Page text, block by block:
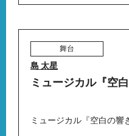
舞台
島 太星
ミュージカル『空白
ミュージカル『空白の響